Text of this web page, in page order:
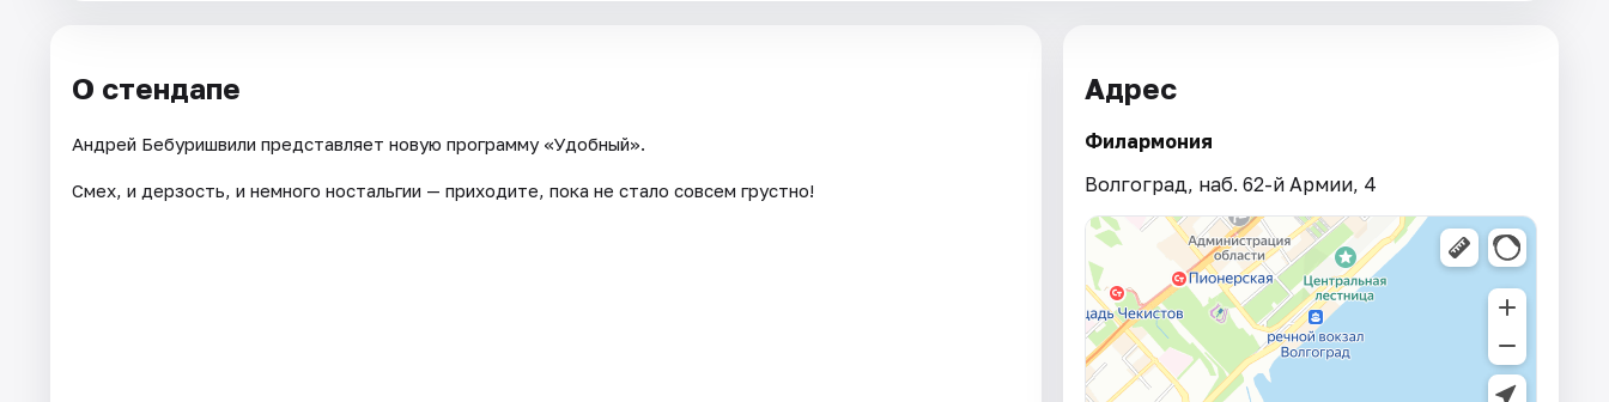
О стендапе
Андрей Бебуришвили представляет новую программу «Удобный».
Смех, и дерзость, и немного ностальгии — приходите, пока не стало совсем грустно!
Адрес
Филармония
Волгоград, наб. 62-й Армии, 4